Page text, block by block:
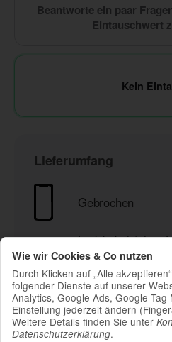
Beantworte ein paar
Eintauschwert
Kein
Lieferumfang
Gebrochen
Ladekabel (ohne
Um die
weil die meisten
kabelloses Laden
Ladestecker im
Wie wir Cookies & Co nutzen
Durch Klicken auf „Alle
folgender Dienste auf unserer
Analytics, Google Ads, Google Tag
Einstellung jederzeit ändern
Weitere Details finden Sie unter
Datenschutzerklärung.